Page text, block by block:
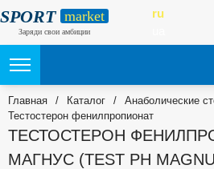
SPORT market
Заряди свои амбиции
ru
Главная / Каталог / Анаболические
Тестостерон фенилпропионат
ТЕСТОСТЕРОН
МАГНУС (TEST PH